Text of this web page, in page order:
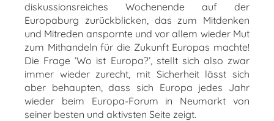
diskussionsreiches Wochenende auf der
Europaburg zurückblicken, das zum Mitdenken
und Mitreden anspornte und vor allem wieder Mut
zum Mithandeln für die Zukunft Europas machte!
Die Frage ‘Wo ist Europa?’, stellt sich also zwar
immer wieder zurecht, mit Sicherheit lässt sich
aber behaupten, dass sich Europa jedes Jahr
wieder beim Europa-Forum in Neumarkt von
seiner besten und aktivsten Seite zeigt.